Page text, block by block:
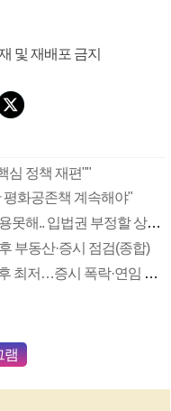
및 재배포 금지
심 정책 재편""
평화공존책 계속해야"
이 대통령 "의견 다르다고 거부권 사용못해.. 입법권 부정할 상황이라 보기 어려워"
부동산·증시 점검(종합)
[속보] 이 대통령 지지율 45.9% 취임 후 최저…증시 폭락·연임 개헌 논란 영향
램